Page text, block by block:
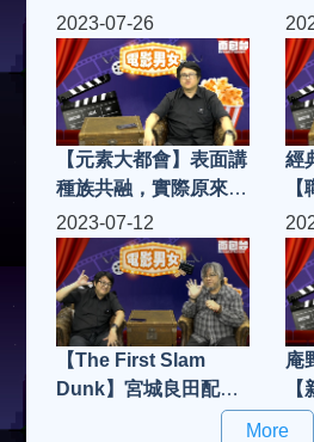
3！|電影男女 S4(第15
集)
效
男
2023-07-26
【元素大都會】表面講
種族共融，實際原來係
羅密歐與朱麗葉？！|
電影男女 S4(第13集)
經
期
邊
場
12
2023-07-12
【The First Slam
Dunk】宮城良田配音
師同你介紹配音界的人
庵
都
More